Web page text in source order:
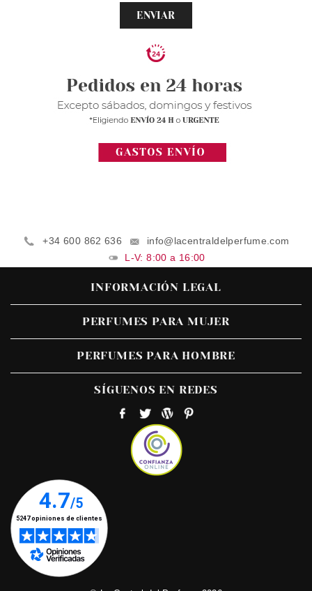
ENVIAR
+34 600 862 636
info@lacentraldelperfume.com
L-V: 8:00 a 16:00
INFORMACIÓN LEGAL
PERFUMES PARA MUJER
PERFUMES PARA HOMBRE
SÍGUENOS EN REDES